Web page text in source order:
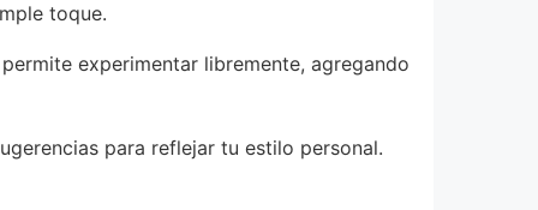
toque.
experimentar libremente, agregando
para reflejar tu estilo personal.